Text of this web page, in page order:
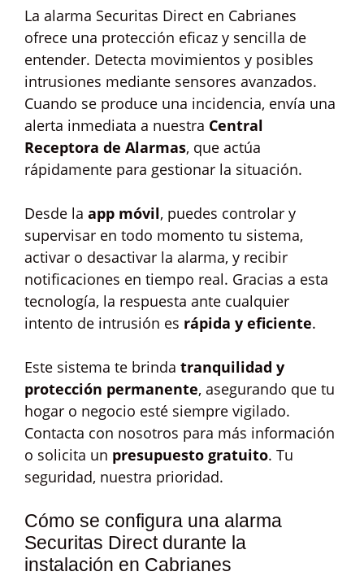
La alarma Securitas Direct en Cabrianes
ofrece una protección eficaz y sencilla de
entender. Detecta movimientos y posibles
intrusiones mediante sensores avanzados.
Cuando se produce una incidencia, envía una
alerta inmediata a nuestra Central
Receptora de Alarmas, que actúa
rápidamente para gestionar la situación.
Desde la app móvil, puedes controlar y
supervisar en todo momento tu sistema,
activar o desactivar la alarma, y recibir
notificaciones en tiempo real. Gracias a esta
tecnología, la respuesta ante cualquier
intento de intrusión es rápida y eficiente.
Este sistema te brinda tranquilidad y
protección permanente, asegurando que tu
hogar o negocio esté siempre vigilado.
Contacta con nosotros para más información
o solicita un presupuesto gratuito. Tu
seguridad, nuestra prioridad.
Cómo se configura una alarma
Securitas Direct durante la
instalación en Cabrianes